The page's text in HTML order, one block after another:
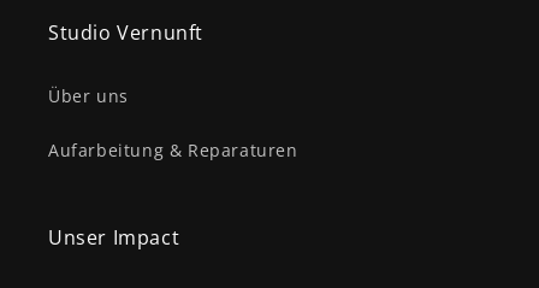
Studio Vernunft
Über uns
Aufarbeitung & Reparaturen
Unser Impact